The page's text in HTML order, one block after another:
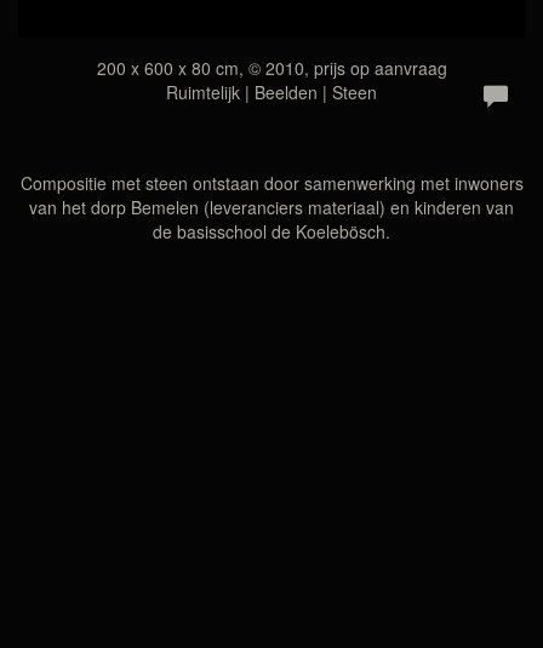
200 x 600 x 80 cm, © 2010, prijs op aanvraag
Ruimtelijk | Beelden | Steen
Compositie met steen ontstaan door samenwerking met inwoners
van het dorp Bemelen (leveranciers materiaal) en kinderen van
de basisschool de Koelebösch.